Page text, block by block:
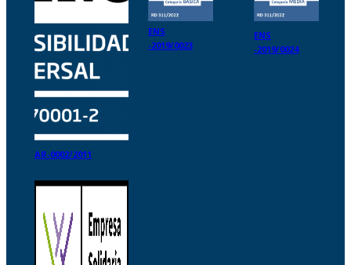
AR-0002/2011
ENS
-2019/0023
ENS
-2019/0024